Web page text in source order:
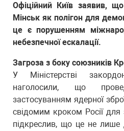
Офіційний Київ заявив,
Мінськ як полігон для
це є порушенням
небезпечної ескалації.
Загроза з боку союзників
У Міністерстві
наголосили, що
застосуванням ядерної
свідомим кроком Росії для
підкреслив, що це не лише